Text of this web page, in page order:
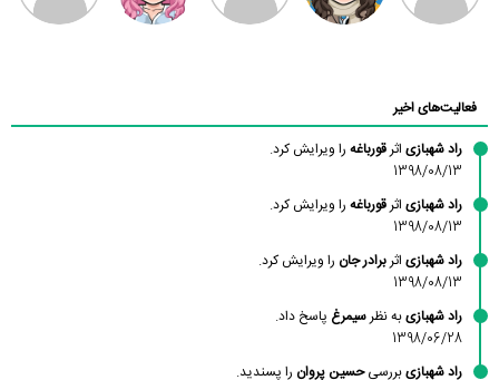
فعالیت‌های اخیر
راد شهبازی اثرقورباغه را ویرایش کرد.
1398/08/13
راد شهبازی اثرقورباغه را ویرایش کرد.
1398/08/13
راد شهبازی اثربرادر جان را ویرایش کرد.
1398/08/13
راد شهبازیبه نظرسیمرغ پاسخ داد.
1398/06/28
راد شهبازیبررسیحسین پروان را پسندید.